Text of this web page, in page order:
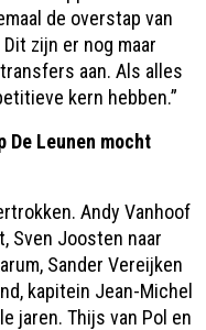
de overstap van
zijn er nog maar
aan. Als alles
kern hebben.”
De Leunen mocht
Andy Vanhoof
Sven Joosten naar
Sander Vereijken
kapitein Jean-Michel
jaren. Thijs van Pol en